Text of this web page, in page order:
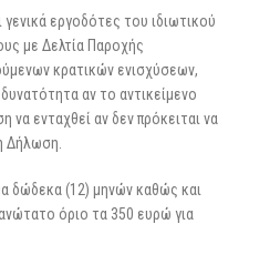
γενικά εργοδότες του ιδιωτικού
με Δελτία Παροχής
κρατικών ενισχύσεων,
αν το αντικείμενο
να ενταχθεί αν δεν πρόκειται να
Δήλωση.
δώδεκα (12) μηνών καθώς και
όριο τα 350 ευρώ για